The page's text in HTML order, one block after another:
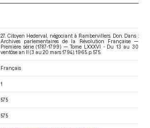
27. Citoyen Hederval, négociant à Rambervillers. Don. Dans :
Archives parlementaires de la Révolution Française —
Première série (1787-1799) — Tome LXXXVI - Du 13 au 30
ventôse an II (3 au 20 mars 1794) . 1965. p. 575.
Français
1
575
575